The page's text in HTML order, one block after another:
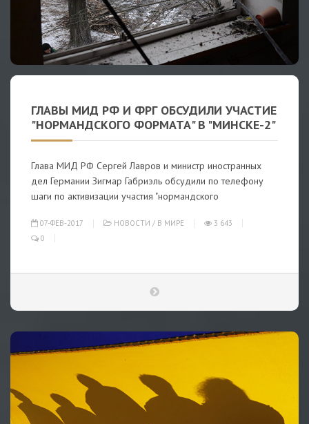
ГЛАВЫ МИД РФ И ФРГ ОБСУДИЛИ УЧАСТИЕ
"НОРМАНДСКОГО ФОРМАТА" В "МИНСКЕ-2"
Глава МИД РФ Сергей Лавров и министр иностранных
дел Германии Зигмар Габриэль обсудили по телефону
шаги по активизации участия "нормандского
07-ФЕВ-2017 НОВОСТИ / В МИРЕ
3 643
0